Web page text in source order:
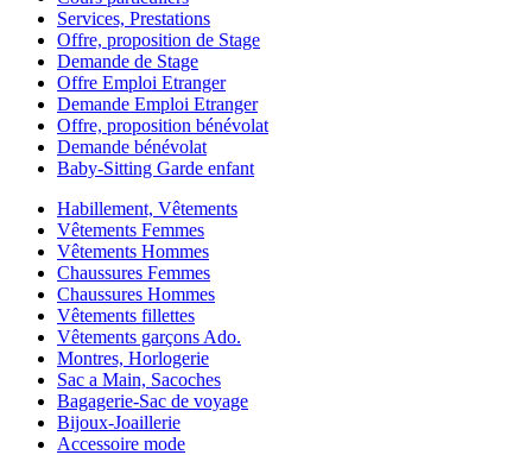
Services, Prestations
Offre, proposition de Stage
Demande de Stage
Offre Emploi Etranger
Demande Emploi Etranger
Offre, proposition bénévolat
Demande bénévolat
Baby-Sitting Garde enfant
Habillement, Vêtements
Vêtements Femmes
Vêtements Hommes
Chaussures Femmes
Chaussures Hommes
Vêtements fillettes
Vêtements garçons Ado.
Montres, Horlogerie
Sac a Main, Sacoches
Bagagerie-Sac de voyage
Bijoux-Joaillerie
Accessoire mode